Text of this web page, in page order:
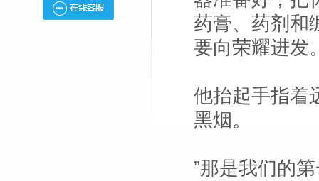
药膏、药剂和
要向荣耀进发
他抬起手指着
黑烟。
”那是我们的